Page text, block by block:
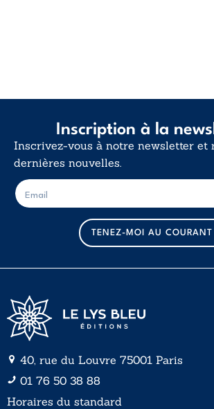
Inscription à la
Inscrivez-vous à notre newsletter et
dernières nouvelles.
m
a
i
l
E
-
m
TENEZ-MOI AU COURANT
40, rue du Louvre 75001 Paris
01 76 50 38 88
Horaires du standard